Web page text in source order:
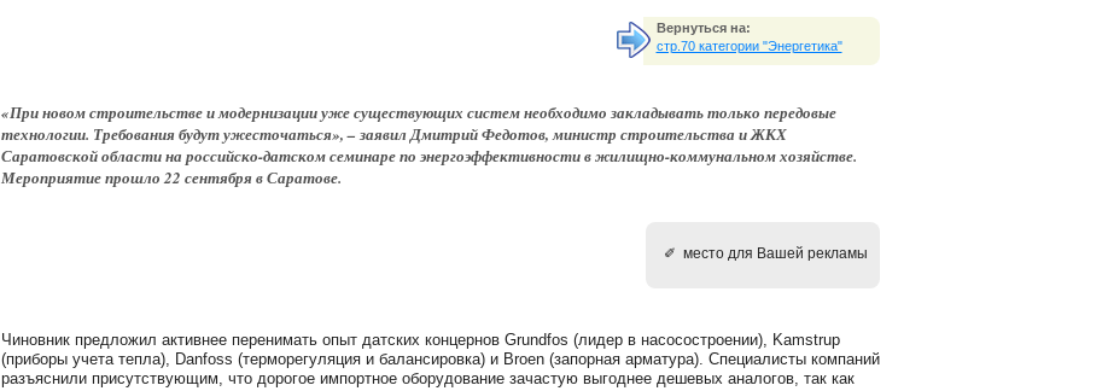
Вернуться на:
стр.70 категории "Энергетика"
«При новом строительстве и модернизации уже существующих систем необходимо закладывать только передовые
технологии. Требования будут ужесточаться», – заявил Дмитрий Федотов, министр строительства и ЖКХ
Саратовской области на российско-датском семинаре по энергоэффективности в жилищно-коммунальном хозяйстве.
Мероприятие прошло 22 сентября в Саратове.
✐ место для Вашей рекламы
Чиновник предложил активнее перенимать опыт датских концернов Grundfos (лидер в насосостроении), Kamstrup
(приборы учета тепла), Danfoss (терморегуляция и балансировка) и Broen (запорная арматура). Специалисты компаний
разъяснили присутствующим, что дорогое импортное оборудование зачастую выгоднее дешевых аналогов, так как